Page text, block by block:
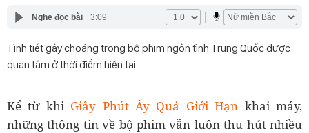
Nghe đọc bài 3:09
Tình tiết gây choáng trong bộ phim ngôn tình Trung Quốc được
quan tâm ở thời điểm hiện tại.
Kể từ khi Giây Phút Ấy Quá Giới Hạn khai máy,
những thông tin về bộ phim vẫn luôn thu hút nhiều